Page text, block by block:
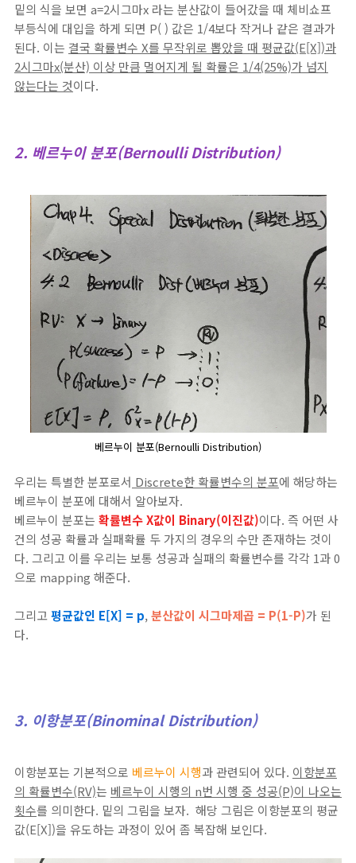
밑의 식을 보면 a=2시그마x 라는 분산값이 들어갔을 때 체비쇼프
부등식에 대입을 하게 되면 P( ) 값은 1/4보다 작거나 같은 결과가
된다. 이는 결국 확률변수 X를 무작위로 뽑았을 때 평균값(E[X])과
2시그마x(분산) 이상 만큼 멀어지게 될 확률은 1/4(25%)가 넘지
않는다는 것이다.
2. 베르누이 분포(Bernoulli Distribution)
베르누이 분포(Bernoulli Distribution)
우리는 특별한 분포로서 Discrete한 확률변수의 분포에 해당하는
베르누이 분포에 대해서 알아보자.
베르누이 분포는 확률변수 X값이 Binary(이진값)이다. 즉 어떤 사
건의 성공 확률과 실패확률 두 가지의 경우의 수만 존재하는 것이
다. 그리고 이를 우리는 보통 성공과 실패의 확률변수를 각각 1과 0
으로 mapping 해준다.
그리고평균값인 E[X] = p, 분산값이 시그마제곱 = P(1-P)가 된
다.
3. 이항분포(Binominal Distribution)
이항분포는 기본적으로 베르누이 시행과 관련되어 있다. 이항분포
의 확률변수(RV)는 베르누이 시행의 n번 시행 중 성공(P)이 나오는
횟수를 의미한다. 밑의 그림을 보자. 해당 그림은 이항분포의 평균
값(E[X])을 유도하는 과정이 있어 좀 복잡해 보인다.